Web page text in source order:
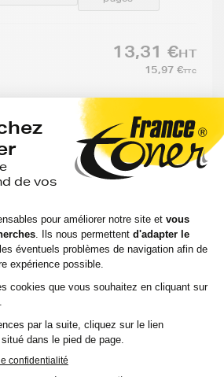
13,31 €HT
15,97 €TTC
Ajouter au panier